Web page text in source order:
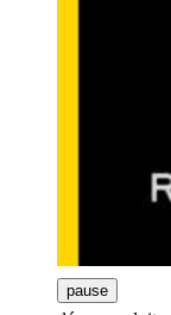
pause